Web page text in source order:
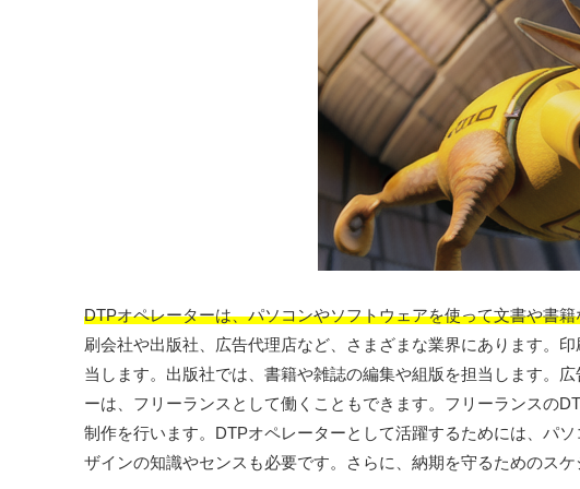
DTPオペレーターは、パソコンやソフトウェアを使って文書や書
刷会社や出版社、広告代理店など、さまざまな業界にあります。
当します。出版社では、書籍や雑誌の編集や組版を担当します。
ーは、フリーランスとして働くこともできます。フリーランスの
制作を行います。DTPオペレーターとして活躍するためには、パ
ザインの知識やセンスも必要です。さらに、納期を守るためのスケ